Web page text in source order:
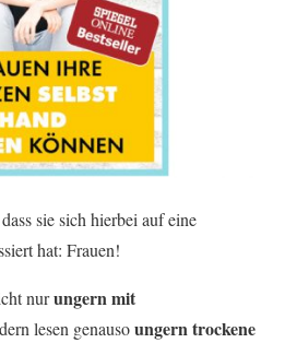
sie sich hierbei auf eine
hat: Frauen!
nurungern mit
lesen genausoungern trockene